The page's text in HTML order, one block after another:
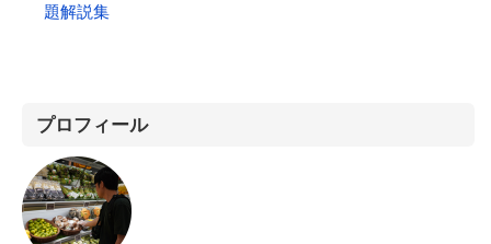
題解説集
プロフィール